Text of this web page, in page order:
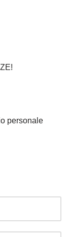
personale